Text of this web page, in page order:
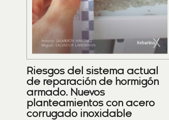
Riesgos del sistema actual
de reparación de hormigón
armado. Nuevos
planteamientos con acero
corrugado inoxidable